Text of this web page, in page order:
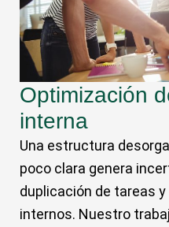
Optimización
interna
Una estructura
poco clara genera
duplicación de tareas
internos. Nuestro